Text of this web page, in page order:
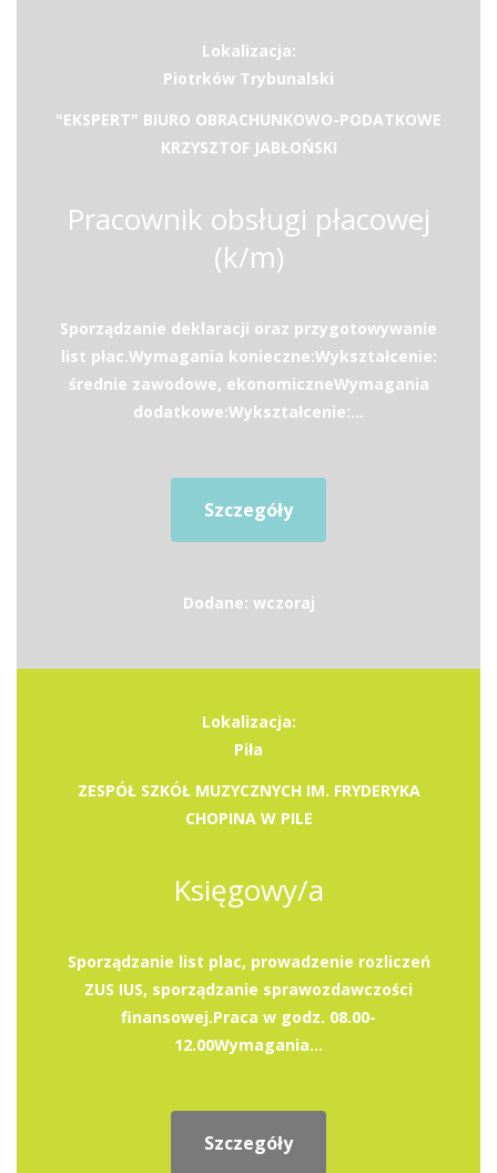
Lokalizacja:
Piotrków Trybunalski
"EKSPERT" BIURO OBRACHUNKOWO-PODATKOWE
KRZYSZTOF JABŁOŃSKI
Pracownik obsługi płacowej
(k/m)
Sporządzanie deklaracji oraz przygotowywanie
list płac.Wymagania konieczne:Wykształcenie:
średnie zawodowe, ekonomiczneWymagania
dodatkowe:Wykształcenie:...
Szczegóły
Dodane: wczoraj
Lokalizacja:
Piła
ZESPÓŁ SZKÓŁ MUZYCZNYCH IM. FRYDERYKA
CHOPINA W PILE
Księgowy/a
Sporządzanie list plac, prowadzenie rozliczeń
ZUS IUS, sporządzanie sprawozdawczości
finansowej.Praca w godz. 08.00-
12.00Wymagania...
Szczegóły